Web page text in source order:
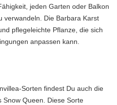
jeden Garten oder Balkon
verwandeln. Die Barbara Karst
pflegeleichte Pflanze, die sich
anpassen kann.
Sorten findest Du auch die
Queen. Diese Sorte